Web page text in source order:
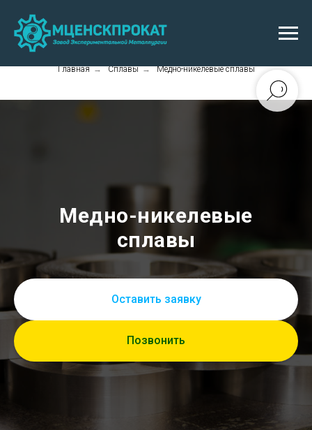
Главная → Сплавы → Медно-никелевые сплавы
Медно-никелевые
сплавы
Оставить заявку
Позвонить